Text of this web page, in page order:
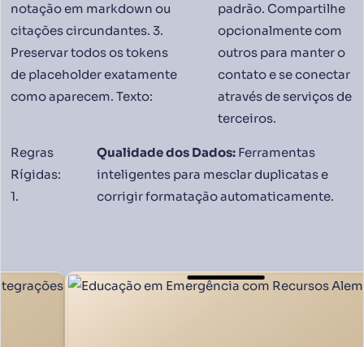
notação em markdown ou
citações circundantes. 3.
Preservar todos os tokens
de placeholder exatamente
como aparecem. Texto:
padrão. Compartilhe
opcionalmente com
outros para manter o
contato e se conectar
através de serviços de
terceiros.
Regras
Rígidas:
1.
Qualidade dos Dados: Ferramentas
inteligentes para mesclar duplicatas e
corrigir formatação automaticamente.